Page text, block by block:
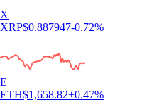
X
XRP$0.887947-0.72%
E
ETH$1,658.82+0.47%